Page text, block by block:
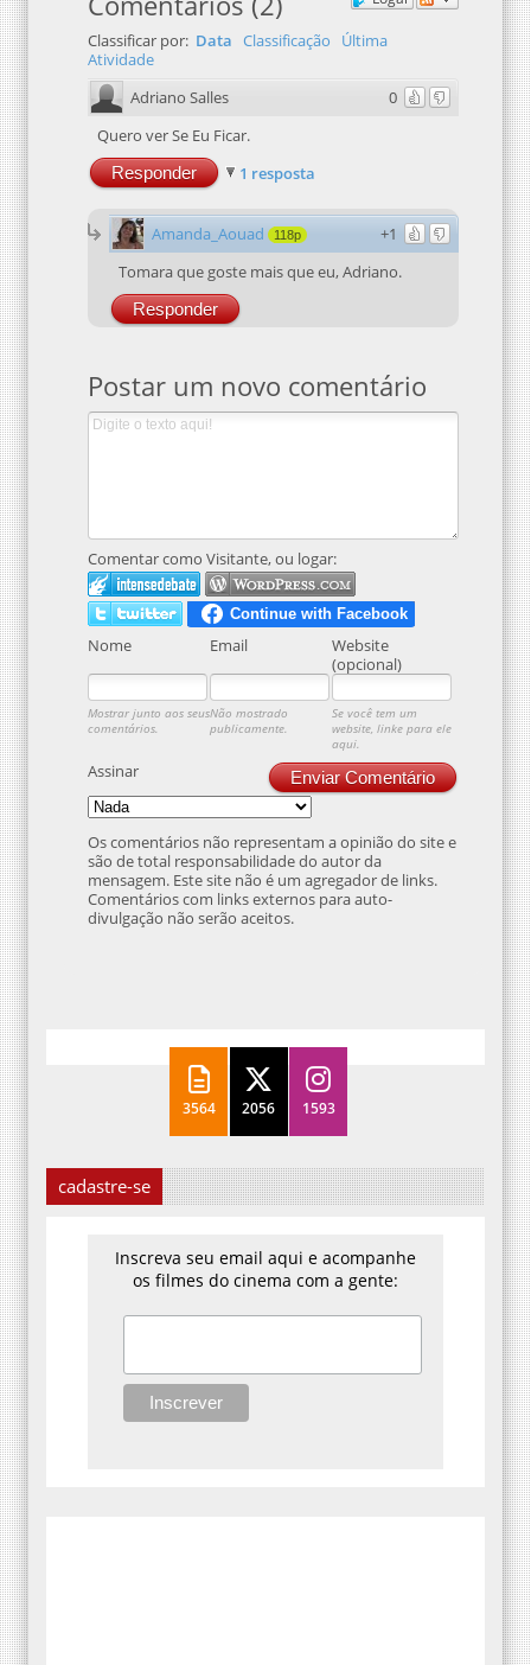
Classificar por: Data Classificação
Última
Atividade
0
Adriano Salles
Quero ver Se Eu Ficar.
Responder 1 resposta
+1
Amanda_Aouad 118p
Tomara que goste mais que eu, Adriano.
Responder
Postar um novo comentário
Comentar como Visitante, ou logar:
Nome Email
Website
(opcional)
Mostrar junto aos seus
comentários.
Não mostrado
publicamente.
Se você tem um
website, linke para ele
aqui.
Enviar Comentário
Assinar
Os comentários não representam a opinião do site e
são de total responsabilidade do autor da
mensagem. Este site não é um agregador de links.
Comentários com links externos para auto-
divulgação não serão aceitos.
3564 2056 1593
cadastre-se
Inscreva seu email aqui e acompanhe
os filmes do cinema com a gente: